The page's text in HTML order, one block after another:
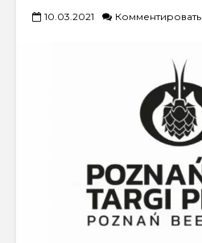
10.03.2021 Комментировать